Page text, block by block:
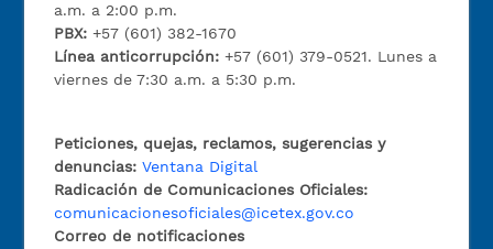
a.m. a 2:00 p.m.
PBX:+57 (601) 382-1670
Línea anticorrupción:+57 (601) 379-0521. Lunes a
viernes de 7:30 a.m. a 5:30 p.m.
Peticiones, quejas, reclamos, sugerencias y
denuncias: Ventana Digital
Radicación de Comunicaciones Oficiales:
comunicacionesoficiales@icetex.gov.co
Correo de notificaciones